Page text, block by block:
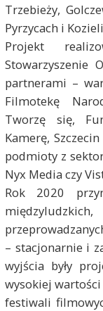
Trzebieży,
Pyrzycach i
Projekt
Stowarzyszenie
partnerami –
Filmotekę
Tworzę się,
Kamerę,
podmioty z
Nyx Media czy
Rok 2020
– stacjonarnie i
wyjścia były
wysokiej wartości
festiwali